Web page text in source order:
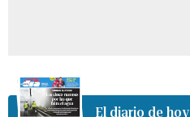
El diario de hoy